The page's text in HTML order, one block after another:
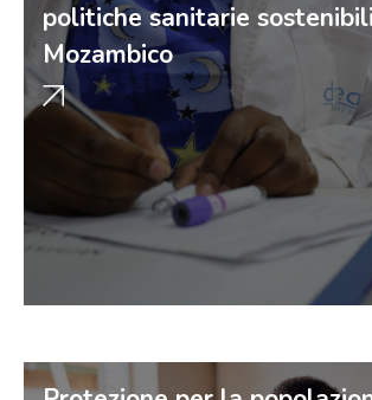
politiche sanitarie
Mozambico